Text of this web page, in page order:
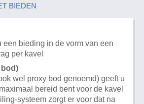
BIEDEN
een bieding in de vorm van een
per kavel
wel proxy bod genoemd) geeft u
bereid bent voor de kavel
systeem zorgt er voor dat na